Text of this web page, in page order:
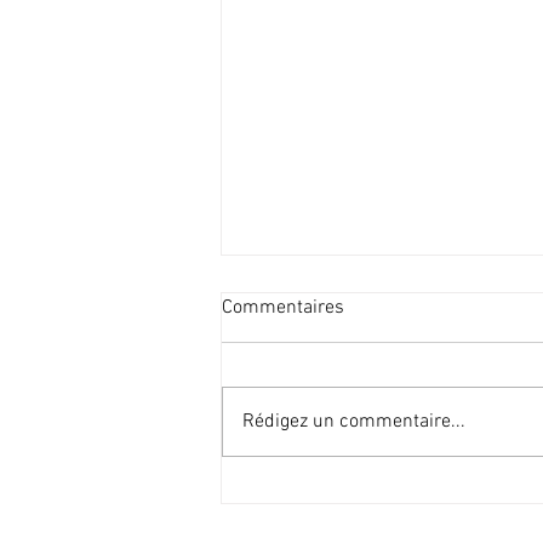
Commentaires
Rédigez un commentaire...